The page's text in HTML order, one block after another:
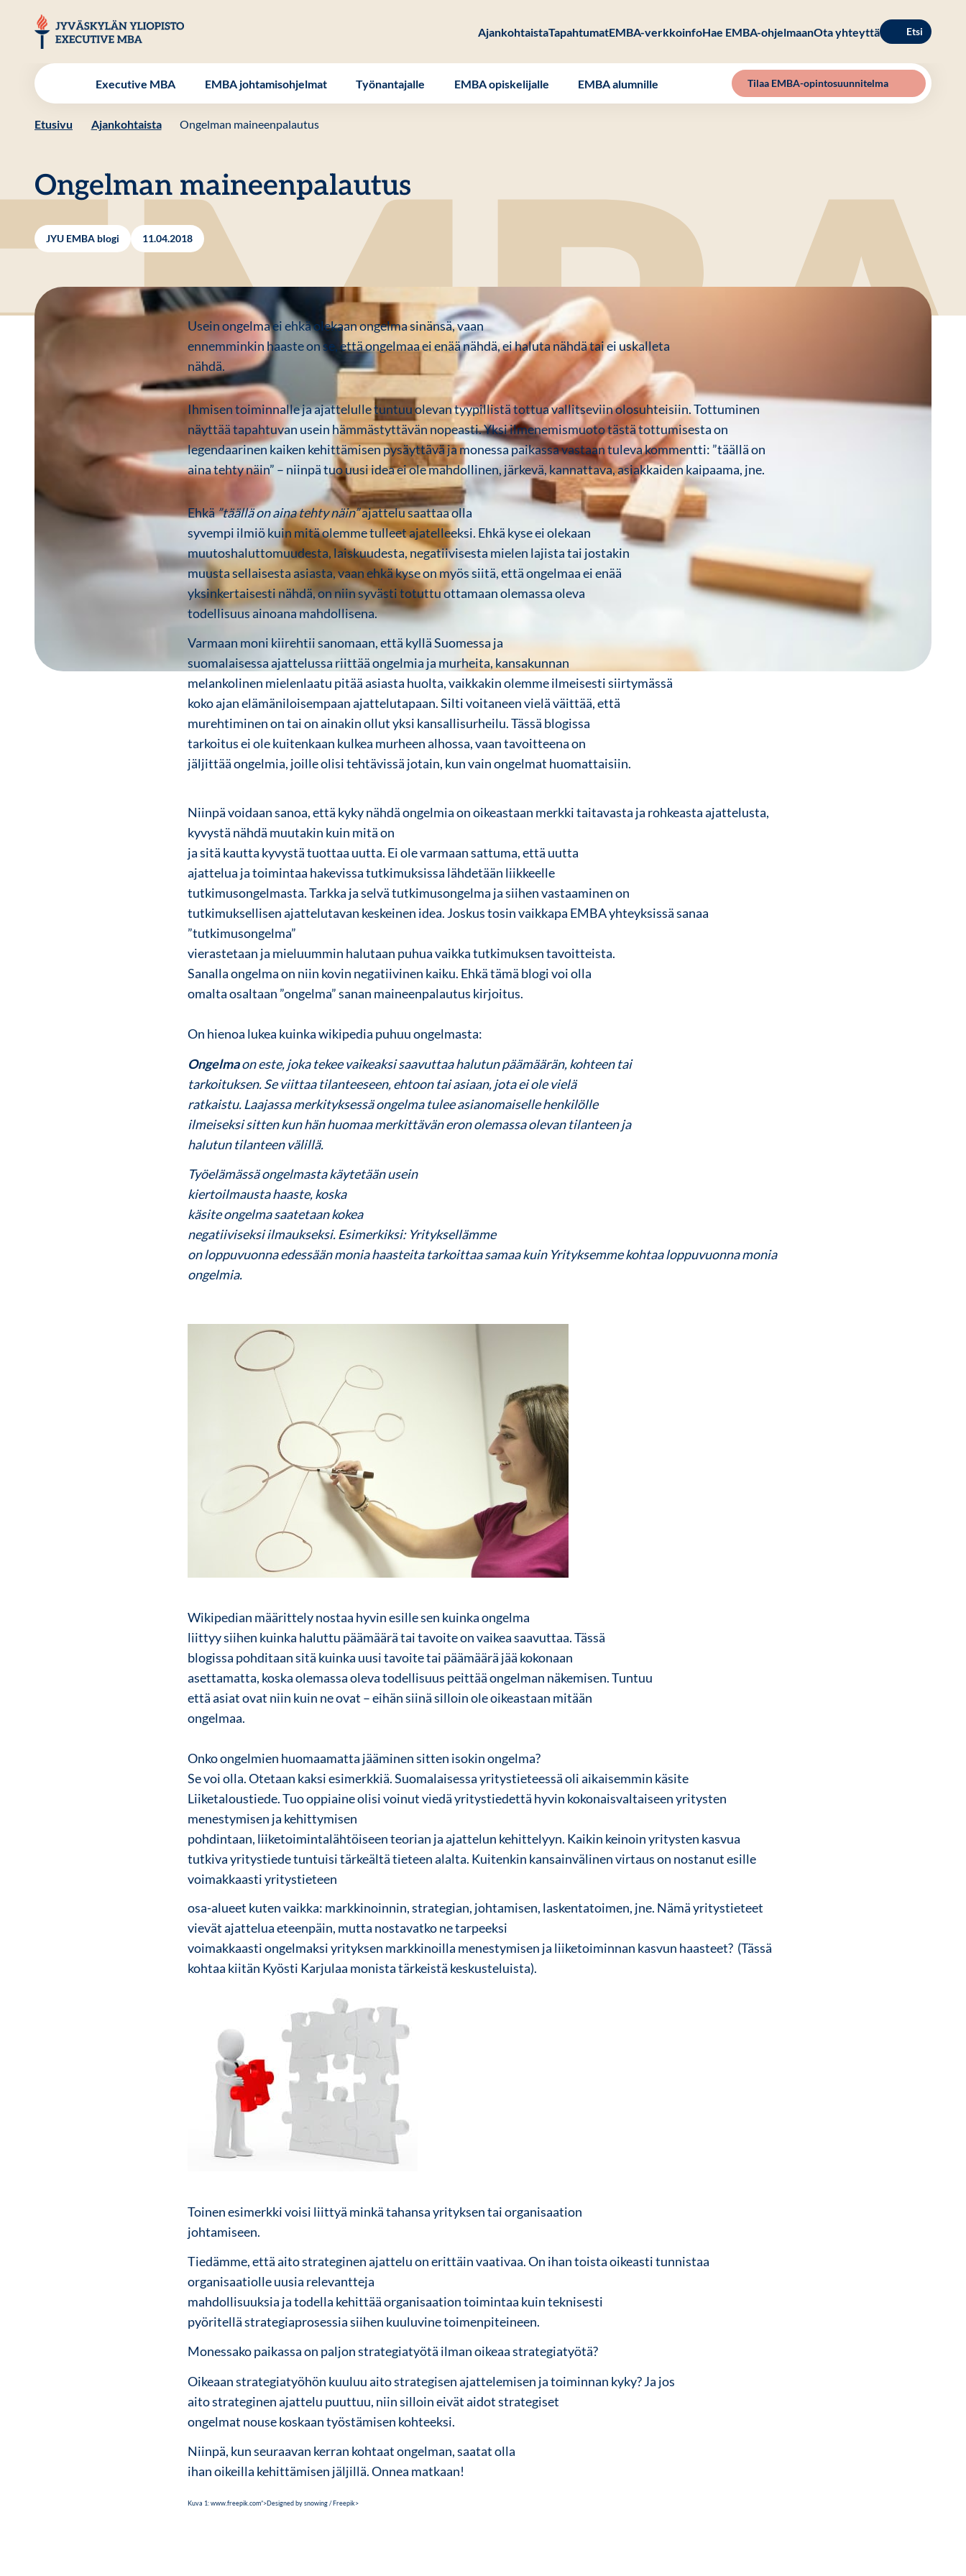
sisältöön
AjankohtaistaTapahtumatEMBA-verkkoinfoHae EMBA-ohjelmaanOta yhteyttä Etsi
Executive MBA EMBA johtamisohjelmat Työnantajalle EMBA opiskelijalle EMBA alumnille Tilaa EMBA-opintosuunnitelma
Etusivu Ajankohtaista Ongelman maineenpalautus
Ongelman maineenpalautus
JYU EMBA blogi 11.04.2018
Usein ongelma ei ehkä olekaan ongelma sinänsä, vaan
ennemminkin haaste on se, että ongelmaa ei enää nähdä, ei haluta nähdä tai ei uskalleta
nähdä.
Ihmisen toiminnalle ja ajattelulle tuntuu olevan tyypillistä tottua vallitseviin olosuhteisiin. Tottuminen
näyttää tapahtuvan usein hämmästyttävän nopeasti. Yksi ilmenemismuoto tästä tottumisesta on
legendaarinen kaiken kehittämisenpysäyttävä ja monessa paikassa vastaan tuleva kommentti: ”täällä on
aina tehty näin” – niinpä tuo uusi idea ei ole mahdollinen, järkevä, kannattava, asiakkaiden kaipaama, jne.
Ehkä”täällä on aina tehty näin”ajattelu saattaa olla
syvempi ilmiö kuin mitä olemme tulleet ajatelleeksi. Ehkä kyse ei olekaan
muutoshaluttomuudesta, laiskuudesta, negatiivisesta mielen lajista tai jostakin
muusta sellaisesta asiasta, vaan ehkä kyse on myös siitä, että ongelmaa ei enää
yksinkertaisesti nähdä, on niin syvästi totuttu ottamaan olemassa oleva
todellisuus ainoana mahdollisena.
Varmaan moni kiirehtii sanomaan, että kyllä Suomessa ja
suomalaisessa ajattelussa riittää ongelmia ja murheita, kansakunnan
melankolinen mielenlaatu pitää asiasta huolta, vaikkakin olemme ilmeisesti siirtymässä
koko ajan elämäniloisempaan ajattelutapaan. Silti voitaneen vielä väittää, että
murehtiminen on tai on ainakin ollut yksi kansallisurheilu. Tässä blogissa
tarkoitus ei ole kuitenkaan kulkea murheen alhossa, vaan tavoitteena on
jäljittää ongelmia, joille olisi tehtävissä jotain, kun vain ongelmat huomattaisiin.
Niinpä voidaan sanoa, että kyky nähdä ongelmia on oikeastaan merkki taitavasta ja rohkeasta ajattelusta,
kyvystä nähdä muutakin kuin mitä on
ja sitä kautta kyvystä tuottaa uutta. Ei ole varmaan sattuma, että uutta
ajattelua ja toimintaa hakevissa tutkimuksissa lähdetään liikkeelle
tutkimusongelmasta. Tarkka ja selvä tutkimusongelma ja siihen vastaaminen on
tutkimuksellisen ajattelutavan keskeinen idea. Joskus tosin vaikkapa EMBAyhteyksissä sanaa
”tutkimusongelma”
vierastetaan ja mieluummin halutaan puhua vaikka tutkimuksen tavoitteista.
Sanalla ongelma on niin kovin negatiivinen kaiku. Ehkä tämä blogi voi olla
omalta osaltaan ”ongelma” sanan maineenpalautus kirjoitus.
On hienoa lukea kuinkawikipedia puhuu ongelmasta:
Ongelmaon este, joka tekee vaikeaksi saavuttaa halutun päämäärän, kohteen tai
tarkoituksen. Se viittaa tilanteeseen, ehtoon tai asiaan, jota ei ole vielä
ratkaistu. Laajassa merkityksessä ongelma tulee asianomaiselle henkilölle
ilmeiseksi sitten kun hän huomaa merkittävän eron olemassa olevan tilanteen ja
halutun tilanteen välillä.
Työelämässä ongelmasta käytetään usein
kiertoilmaustahaaste, koska
käsiteongelmasaatetaan kokea
negatiiviseksi ilmaukseksi. Esimerkiksi: Yrityksellämme
on loppuvuonna edessään monia haasteitatarkoittaa samaa kuin Yrityksemme kohtaa loppuvuonna monia
ongelmia.
Wikipedian määrittely nostaa hyvin esille sen kuinka ongelma
liittyy siihen kuinka haluttu päämäärä tai tavoite on vaikea saavuttaa. Tässä
blogissa pohditaan sitä kuinka uusi tavoite tai päämäärä jää kokonaan
asettamatta, koska olemassa oleva todellisuus peittää ongelman näkemisen. Tuntuu
että asiat ovat niin kuin ne ovat – eihän siinä silloin ole oikeastaan mitään
ongelmaa.
Onko ongelmien huomaamatta jääminen sitten isokin ongelma?
Se voi olla.Otetaan kaksi esimerkkiä. Suomalaisessa yritystieteessä oli aikaisemmin käsite
Liiketaloustiede. Tuo oppiaine olisi voinut viedä yritystiedettä hyvin kokonaisvaltaiseen yritysten
menestymisen ja kehittymisen
pohdintaan, liiketoimintalähtöiseen teorian ja ajattelun kehittelyyn. Kaikin keinoin yritysten kasvua
tutkiva yritystiede tuntuisi tärkeältä tieteen alalta. Kuitenkin kansainvälinen virtaus on nostanut esille
voimakkaasti yritystieteen
osa-alueet kuten vaikka: markkinoinnin, strategian, johtamisen, laskentatoimen, jne. Nämä yritystieteet
vievät ajattelua eteenpäin, mutta nostavatko ne tarpeeksi
voimakkaasti ongelmaksi yrityksen markkinoilla menestymisen ja liiketoiminnan kasvun haasteet? (Tässä
kohtaa kiitän Kyösti Karjulaa monista tärkeistä keskusteluista).
Toinen esimerkki voisi liittyä minkä tahansa yrityksen tai organisaation
johtamiseen.
Tiedämme, että aito strateginen ajattelu on erittäin vaativaa. On ihan toista oikeasti tunnistaa
organisaatiolle uusia relevantteja
mahdollisuuksia ja todella kehittää organisaation toimintaa kuin teknisesti
pyöritellä strategiaprosessia siihen kuuluvine toimenpiteineen.
Monessako paikassa on paljon strategiatyötä ilman oikeaa strategiatyötä?
Oikeaan strategiatyöhön kuuluu aito strategisen ajattelemisen ja toiminnan kyky? Ja jos
aito strateginen ajattelu puuttuu, niin silloin eivät aidot strategiset
ongelmat nouse koskaan työstämisen kohteeksi.
Niinpä, kun seuraavan kerran kohtaat ongelman, saatat olla
ihan oikeilla kehittämisen jäljillä. Onnea matkaan!
Kuva 1: www.freepik.com”>Designed by snowing / Freepik>